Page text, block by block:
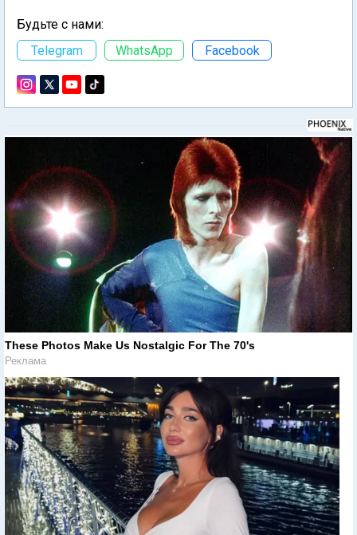
Будьте с нами:
Telegram
WhatsApp Facebook
These Photos Make Us Nostalgic For The 70's
Реклама